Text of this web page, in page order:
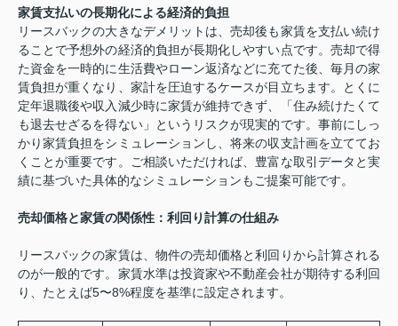
家賃支払いの長期化による経済的負担
リースバックの大きなデメリットは、売却後も家賃を支払い続け
ることで予想外の経済的負担が長期化しやすい点です。売却で得
た資金を一時的に生活費やローン返済などに充てた後、毎月の家
賃負担が重くなり、家計を圧迫するケースが目立ちます。とくに
定年退職後や収入減少時に家賃が維持できず、「住み続けたくて
も退去せざるを得ない」というリスクが現実的です。事前にしっ
かり家賃負担をシミュレーションし、将来の収支計画を立ててお
くことが重要です。ご相談いただければ、豊富な取引データと実
績に基づいた具体的なシミュレーションもご提案可能です。
売却価格と家賃の関係性：利回り計算の仕組み
リースバックの家賃は、物件の売却価格と利回りから計算される
のが一般的です。家賃水準は投資家や不動産会社が期待する利回
り、たとえば5〜8%程度を基準に設定されます。